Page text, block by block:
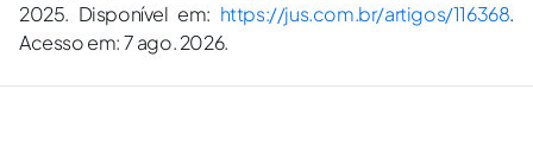
2025. Disponível em: https://jus.com.br/artigos/116368.
Acesso em: 7 ago. 2026.